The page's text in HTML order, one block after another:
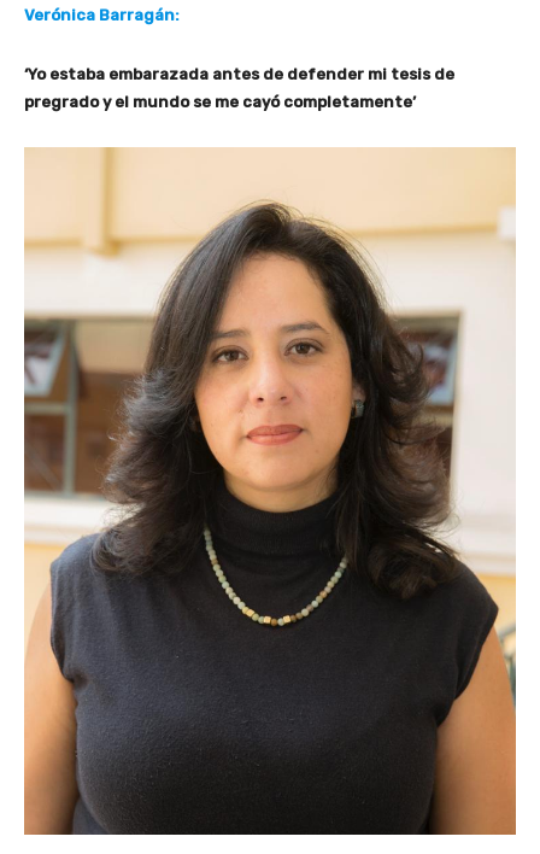
Verónica Barragán:
‘Yo estaba embarazada antes de defender mi tesis de
pregrado y el mundo se me cayó completamente’